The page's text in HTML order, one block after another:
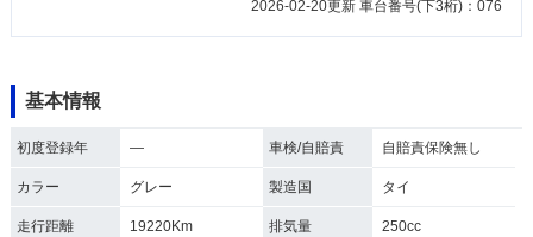
2026-02-20更新 車台番号(下3桁)：076
基本情報
初度登録年 ― 車検/自賠責 自賠責保険無し
カラー グレー 製造国 タイ
走行距離 19220Km 排気量 250cc